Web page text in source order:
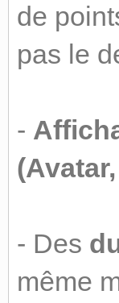
de
pas le
-
- Des
même